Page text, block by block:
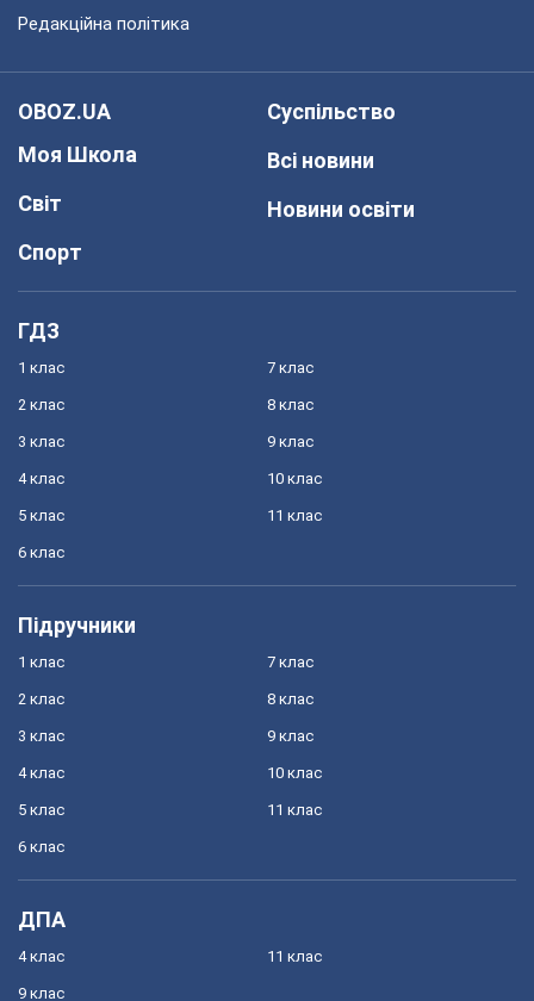
Редакційна політика
OBOZ.UA
Моя Школа
Світ
Спорт
Суспільство
Всі новини
Новини освіти
ГДЗ
1 клас
2 клас
3 клас
4 клас
5 клас
6 клас
7 клас
8 клас
9 клас
10 клас
11 клас
Підручники
1 клас
2 клас
3 клас
4 клас
5 клас
6 клас
7 клас
8 клас
9 клас
10 клас
11 клас
ДПА
4 клас
9 клас
11 клас